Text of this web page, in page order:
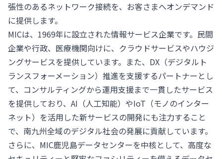
張性のあるネットワーク接続を、お客さまへオンデマンド
に提供します。
MICは、1969年に設立された情報サービス企業です。民間
企業や行政、医療機関向けに、クラウドサービスやハウジ
ングサービスを提供しています。また、DX（デジタルト
ランスフォーメーション）推進を支援するパートナーとし
て、コンサルティングから運用支援まで一貫したサービス
を提供しており、AI（人工知能）やIoT（モノのインター
ネット）を活用した新サービスの開発にも注力すること
で、南九州全域のデジタル社会の発展に貢献しています。
さらに、MIC鹿児島データセンターを中核として、高度な